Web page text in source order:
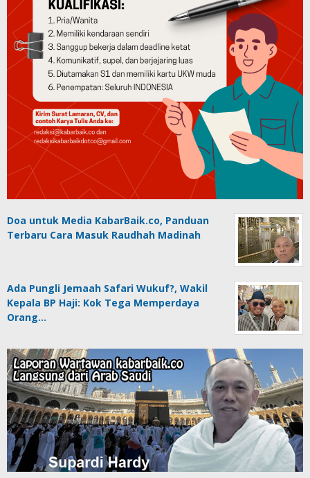
Doa untuk Media KabarBaik.co, Panduan
Terbaru Cara Masuk Raudhah Madinah
Ada Pungli Jemaah Safari Wukuf?, Wakil
Kepala BP Haji: Kok Tega Memperdaya
Orang…